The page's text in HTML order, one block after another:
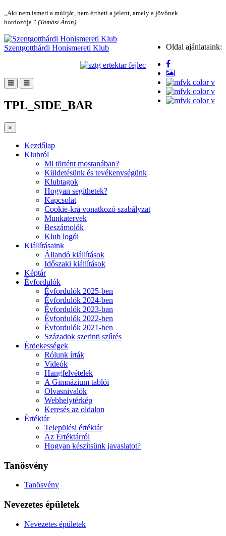
„Aki nem ismeri a múltját, nem értheti a jelent, amely a jövőnek
hordozója.” (Tamási Áron)
Oldal ajánlataink:
Szentgotthárdi Honismereti Klub
TPL_SIDE_BAR
×
Kezdőlap
Klubról
Mi történt mostanában?
Küldetésünk és tevékenységünk
Klubtagok
Hogyan segíthetek?
Kapcsolat
Cookie-kra vonatkozó szabályzat
Munkatervek
Beszámolók
Klub logói
Kiállításaink
Állandó kiállítások
Időszaki kiállítások
Képtár
Évfordulók
Évfordulók 2025-ben
Évfordulók 2024-ben
Évfordulók 2023-ban
Évfordulók 2022-ben
Évfordulók 2021-ben
Századok szerinti szűrés
Érdekességek
Rólunk írták
Videók
Hangfelvételek
A Gimnázium tablói
Olvasnivalók
Webhelytérkép
Keresés az oldalon
Értéktár
Települési értéktár
Az Értéktárról
Hogyan készítsünk javaslatot?
Tanösvény
Tanösvény
Nevezetes épületek
Nevezetes épületek